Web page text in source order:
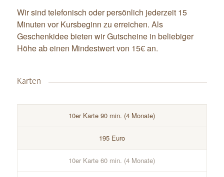
Wir sind telefonisch oder persönlich jederzeit 15
Minuten vor Kursbeginn zu erreichen. Als
Geschenkidee bieten wir Gutscheine in beliebiger
Höhe ab einen Mindestwert von 15€ an.
Karten
10er Karte 90 min. (4 Monate)
195 Euro
10er Karte 60 min. (4 Monate)